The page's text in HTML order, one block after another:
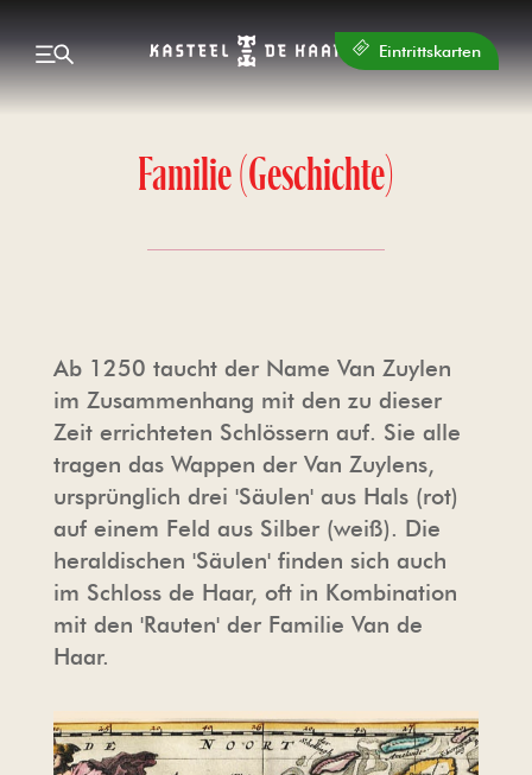
EINTRITTSPREISE
ESSEN & TRINKEN
BESUCH DER GRUPPE
REISEVERANSTALTER
HÄUFIG GESTELLTE FRAGEN
FOTO- UND FILMAUFNAHMEN
DIE SAMMLUNG
DIE FAMILIE
DIE SCHLOSSGÄRTEN
DIE KAPELLE
HAARZUILENS
DER SCHLOSSLADEN
KINDER
NACHRICHTEN UND BLOGS
SCHLOSS DE HAAR – STARTSEITE
IHR TREFFEN IM KASTEEL DE HAAR
BEWERTUNGEN HOCHZEITSPAARE
OFFENE STELLEN
ÜBER DIE STIFTUNG
WERDEN SIE FREIWILLIGER
PRESSE
FOTO- UND FILMAUFNAHMEN
HAUSORDNUNG &
Eintrittskarten
Familie (Geschichte)
Ab 1250 taucht der Name Van Zuylen
im Zusammenhang mit den zu dieser
Zeit errichteten Schlössern auf. Sie alle
tragen das Wappen der Van Zuylens,
ursprünglich drei 'Säulen' aus Hals (rot)
auf einem Feld aus Silber (weiß). Die
heraldischen 'Säulen' finden sich auch
im Schloss de Haar, oft in Kombination
mit den 'Rauten' der Familie Van de
Haar.